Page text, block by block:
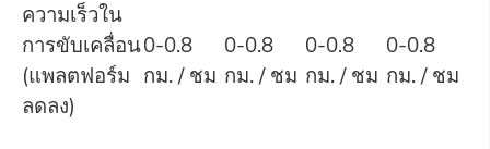
ความเร็วใน
การขับเคลื่อน
(แพลตฟอร์ม
ลดลง)
0-0.8
กม. / ชม
0-0.8
กม. / ชม
0-0.8
กม. / ชม
0-0.8
กม. / ชม